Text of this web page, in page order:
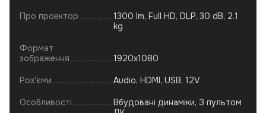
Про проектор
1300 lm, Full HD, DLP, 30 dB, 2.1
kg
Формат
зображення
1920x1080
Роз'єми Audio, HDMI, USB, 12V
Особливості
Вбудовані динаміки, З пультом